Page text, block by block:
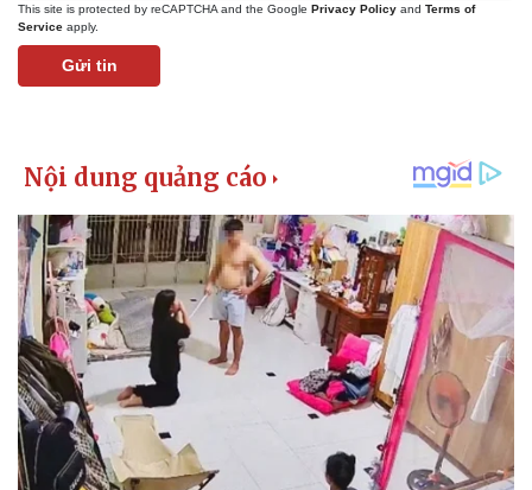
This site is protected by reCAPTCHA and the Google Privacy Policy and Terms of
Service apply.
Gửi tin